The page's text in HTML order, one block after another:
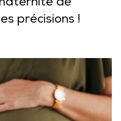
de
précisions !